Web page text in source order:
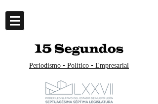
Periodismo • Político • Empresarial